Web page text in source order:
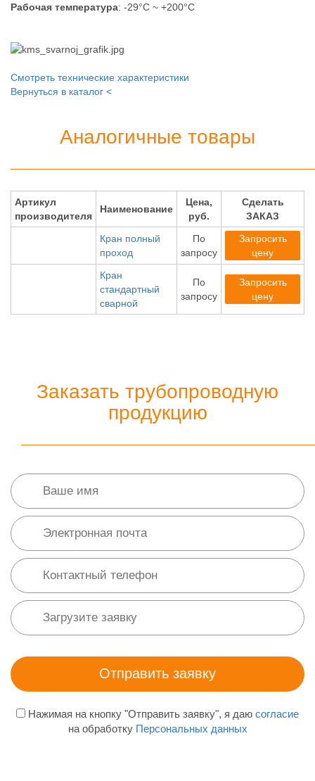
Рабочая температура: -29°С ~ +200°С
Смотреть технические характеристики
Вернуться в каталог <
Аналогичные товары
Артикул
производителя
Наименование
Цена,
руб.
Сделать
ЗАКАЗ
Кран полный
проход
По
запросу
Запросить
цену
Кран
стандартный
сварной
По
запросу
Запросить
цену
Заказать трубопроводную
продукцию
Нажимая на кнопку "Отправить заявку", я даю согласие
на обработку Персональных данных